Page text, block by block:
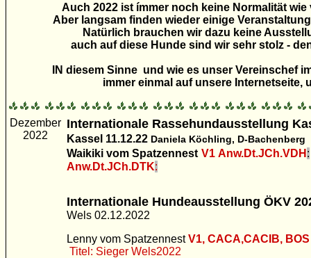
Auch 2022 ist ímmer noch keine Normalität
Aber langsam finden wieder einige
Natürlich brauchen wir dazu keine
auch auf diese Hunde sind wir sehr stolz -
IN diesem Sinne und wie es unser Vereinschef
immer einmal auf unsere
Dezember
2022
Internationale Rassehundausstellung
Kassel 11.12.22 Daniela Köchling, D-Bachenberg
Waikiki vom Spatzennest V1 Anw.Dt.JCh.VDH :
Anw.Dt.JCh.DTK:
Internationale Hundeausstellung ÖKV
Wels 02.12.2022
Lenny vom SpatzennestV1, CACA,CACIB, BOS
Titel: Sieger Wels2022